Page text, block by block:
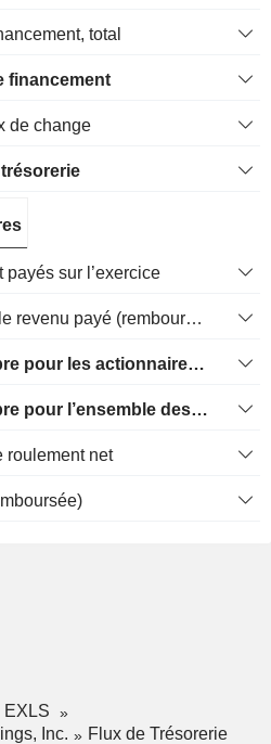
total
financement
de change
payés sur l’exercice
Trésorerie Impôt sur le revenu payé (remboursement)Impôt effectivement payé (remboursé) sur l’exercice
Flux de trésorerie libre pour les actionnaires FCFE
Flux de trésorerie libre pour l’ensemble des pourvoyeurs de fonds (créanciers et actionnaires) FCFF
roulement net
EXLS
Inc.
Flux de Trésorerie